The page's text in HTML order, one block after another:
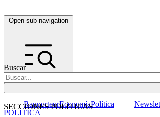
Open sub navigation
Buscar
SECCIONES POLÍTICAS
RapporteurEconomíaPolítica
POLÍTICA